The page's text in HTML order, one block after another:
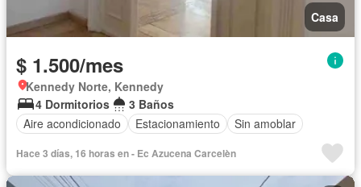
Casa
$ 1.500/mes
Kennedy Norte, Kennedy
4 Dormitorios
3 Baños
Aire acondicionado
Estacionamiento Sin amoblar
Hace 3 días, 16 horas en - Ec Azucena Carcelèn